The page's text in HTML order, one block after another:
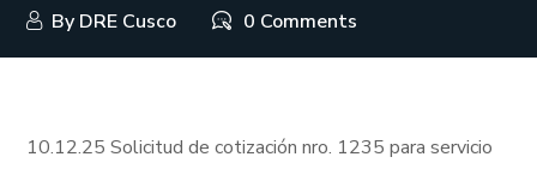
By DRE Cusco 0 Comments
10.12.25 Solicitud de cotización nro. 1235 para servicio